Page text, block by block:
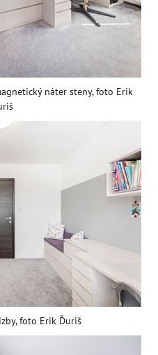
náter steny, foto Erik
foto Erik Ďuriš